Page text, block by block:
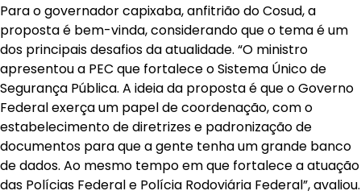
Para o governador capixaba, anfitrião do Cosud, a
proposta é bem-vinda, considerando que o tema é um
dos principais desafios da atualidade. “O ministro
apresentou a PEC que fortalece o Sistema Único de
Segurança Pública. A ideia da proposta é que o Governo
Federal exerça um papel de coordenação, com o
estabelecimento de diretrizes e padronização de
documentos para que a gente tenha um grande banco
de dados. Ao mesmo tempo em que fortalece a atuação
das Polícias Federal e Polícia Rodoviária Federal”, avaliou.